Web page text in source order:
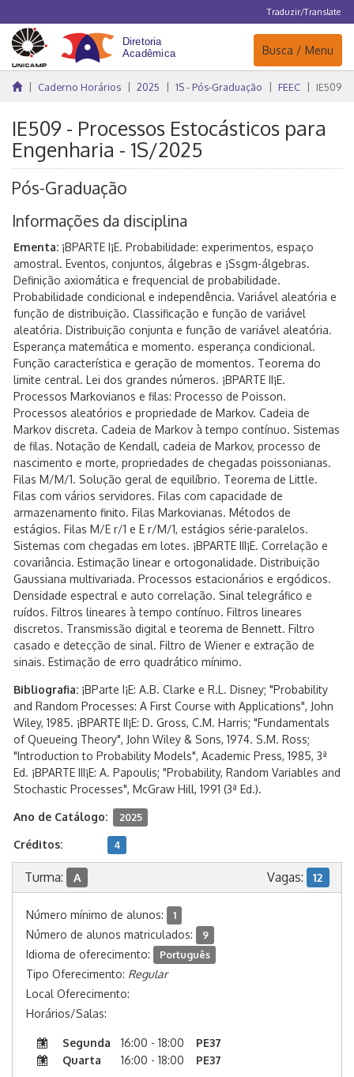
Traduzir/Translate
Navegação
Busca / Menu
Caderno Horários 2025 1S - Pós-Graduação FEEC IE509
IE509 - Processos Estocásticos para
Engenharia - 1S/2025
Pós-Graduação
Informações da disciplina
Ementa: ¡BPARTE I¡E. Probabilidade: experimentos, espaço
amostral. Eventos, conjuntos, álgebras e ¡Ssgm-álgebras.
Definição axiomática e frequencial de probabilidade.
Probabilidade condicional e independência. Variável aleatória e
função de distribuição. Classificação e função de variável
aleatória. Distribuição conjunta e função de variável aleatória.
Esperança matemática e momento. esperança condicional.
Função característica e geração de momentos. Teorema do
limite central. Lei dos grandes números. ¡BPARTE II¡E.
Processos Markovianos e filas: Processo de Poisson.
Processos aleatórios e propriedade de Markov. Cadeia de
Markov discreta. Cadeia de Markov à tempo contínuo. Sistemas
de filas. Notação de Kendall, cadeia de Markov, processo de
nascimento e morte, propriedades de chegadas poissonianas.
Filas M/M/1. Solução geral de equilíbrio. Teorema de Little.
Filas com vários servidores. Filas com capacidade de
armazenamento finito. Filas Markovianas. Métodos de
estágios. Filas M/E r/1 e E r/M/1, estágios série-paralelos.
Sistemas com chegadas em lotes. ¡BPARTE III¡E. Correlação e
covariância. Estimação linear e ortogonalidade. Distribuição
Gaussiana multivariada. Processos estacionários e ergódicos.
Densidade espectral e auto correlação. Sinal telegráfico e
ruídos. Filtros lineares à tempo contínuo. Filtros lineares
discretos. Transmissão digital e teorema de Bennett. Filtro
casado e detecção de sinal. Filtro de Wiener e extração de
sinais. Estimação de erro quadrático mínimo.
Bibliografia: ¡BParte I¡E: A.B. Clarke e R.L. Disney; "Probability
and Random Processes: A First Course with Applications", John
Wiley, 1985. ¡BPARTE II¡E: D. Gross, C.M. Harris; "Fundamentals
of Queueing Theory", John Wiley & Sons, 1974. S.M. Ross;
"Introduction to Probability Models", Academic Press, 1985, 3ª
Ed. ¡BPARTE III¡E: A. Papoulis; "Probability, Random Variables and
Stochastic Processes", McGraw Hill, 1991 (3ª Ed.).
Ano de Catálogo: 2025
Créditos: 4
Turma: A Vagas: 12
Número mínimo de alunos: 1
Número de alunos matriculados: 9
Idioma de oferecimento: Português
Tipo Oferecimento: Regular
Local Oferecimento:
Horários/Salas:
Segunda 16:00 - 18:00
PE37
Quarta
16:00 - 18:00
PE37